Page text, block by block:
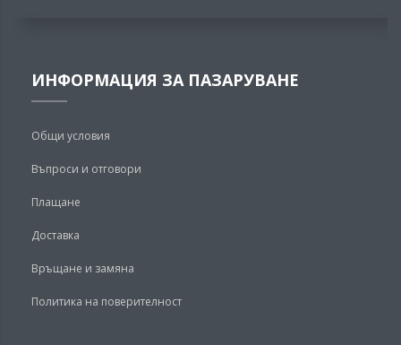
ИНФОРМАЦИЯ ЗА ПАЗАРУВАНЕ
Общи условия
Въпроси и отговори
Плащане
Доставка
Връщане и замяна
Политика на поверителност